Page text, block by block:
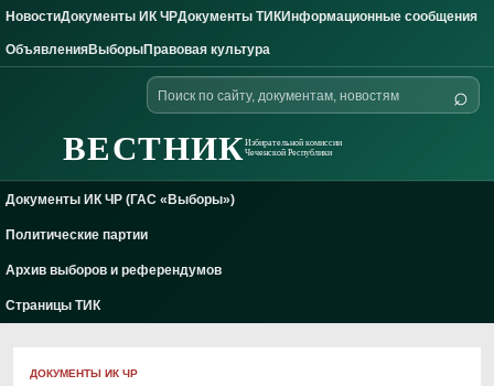
Skip to content
НовостиДокументы ИК ЧРДокументы ТИКИнформационные сообщения
ОбъявленияВыборыПравовая культура
ВЕСТНИКИзбирательной комиссии
Чеченской Республики
Поиск
по
⌕
Документы ИК ЧР (ГАС «Выборы»)
Политические партии
Архив выборов и референдумов
Страницы ТИК
ДОКУМЕНТЫ ИК ЧР